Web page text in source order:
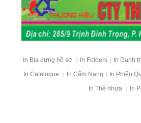
In Bìa đựng hồ sơ In Folders In Danh
In Catalogue In Cẩm Nang In Phiếu
In Thẻ nhựa In